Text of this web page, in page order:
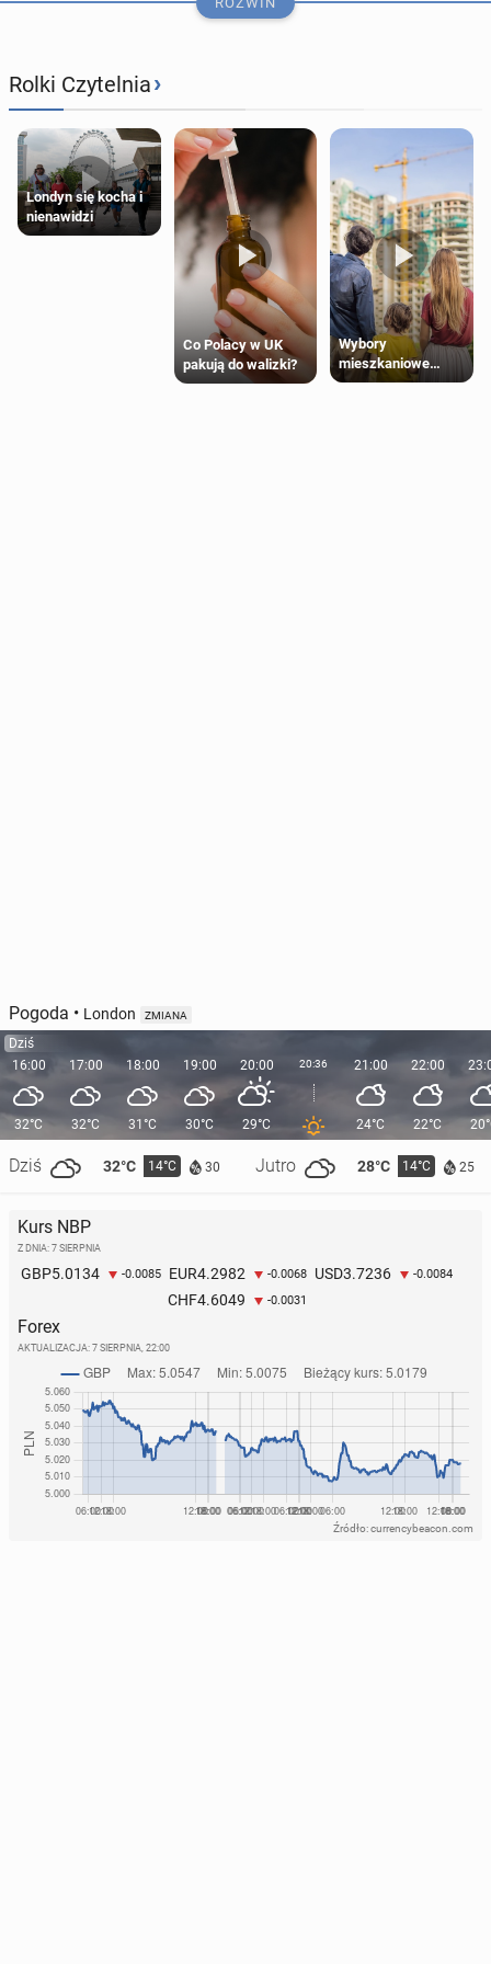
Best UK Co­sme­tics Brands in 2025: Meet the Best
Co­sme­tics Chan­ging Your Beauty Routine
3 października 2025 • Artykuł sponsorowany
Rolki Czytelnia›
Londyn się kocha i
nienawidzi
Co Polacy w UK
pakują do walizki?
Wybory
mieszkaniowe
Polaków 2025
Pogoda • London ZMIANA
Dziś
16:00
32°C
Dziś 32°C 14°C 30 Jutro 28°C 14°C 25
17:00
32°C
18:00
31°C
19:00
30°C
20:00
29°C
20:36 21:00
24°C
22:00
22°C
Kurs NBP
Z DNIA: 7 SIERPNIA
GBP5.0134 -0.0085 EUR4.2982 -0.0068 USD3.7236 -0.0084
CHF4.6049 -0.0031
Forex
AKTUALIZACJA: 7 SIERPNIA, 22:00
Źródło: currencybeacon.com